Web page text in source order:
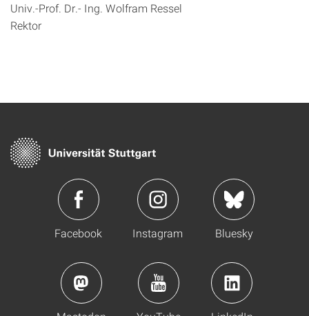
Univ.-Prof. Dr.- Ing. Wolfram Ressel
Rektor
Facebook Instagram Bluesky